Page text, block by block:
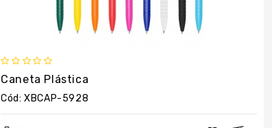
Caneta Plástica
Cód: XBCAP-5928